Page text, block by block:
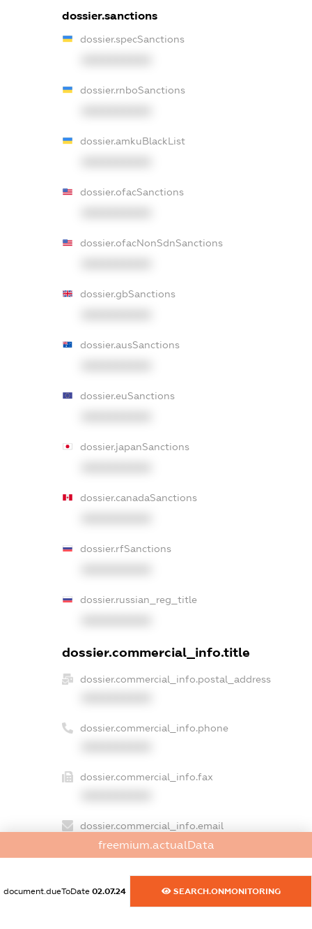
dossier.sanctions
dossier.specSanctions
dossier.rnboSanctions
dossier.amkuBlackList
dossier.ofacSanctions
dossier.ofacNonSdnSanctions
dossier.gbSanctions
dossier.ausSanctions
dossier.euSanctions
dossier.japanSanctions
dossier.canadaSanctions
dossier.rfSanctions
dossier.russian_reg_title
dossier.commercial_info.title
dossier.commercial_info.postal_address
dossier.commercial_info.phone
dossier.commercial_info.fax
dossier.commercial_info.email
XXXXXXXXXX
dossier.commercial_info.website
XXXXXXXXXX
freemium.actualData
document.dueToDate 02.07.24 SEARCH.ONMONITORING